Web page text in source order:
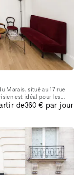
Marais, situé au 17 rue
est idéal pour les
et événe
de360 € par jour